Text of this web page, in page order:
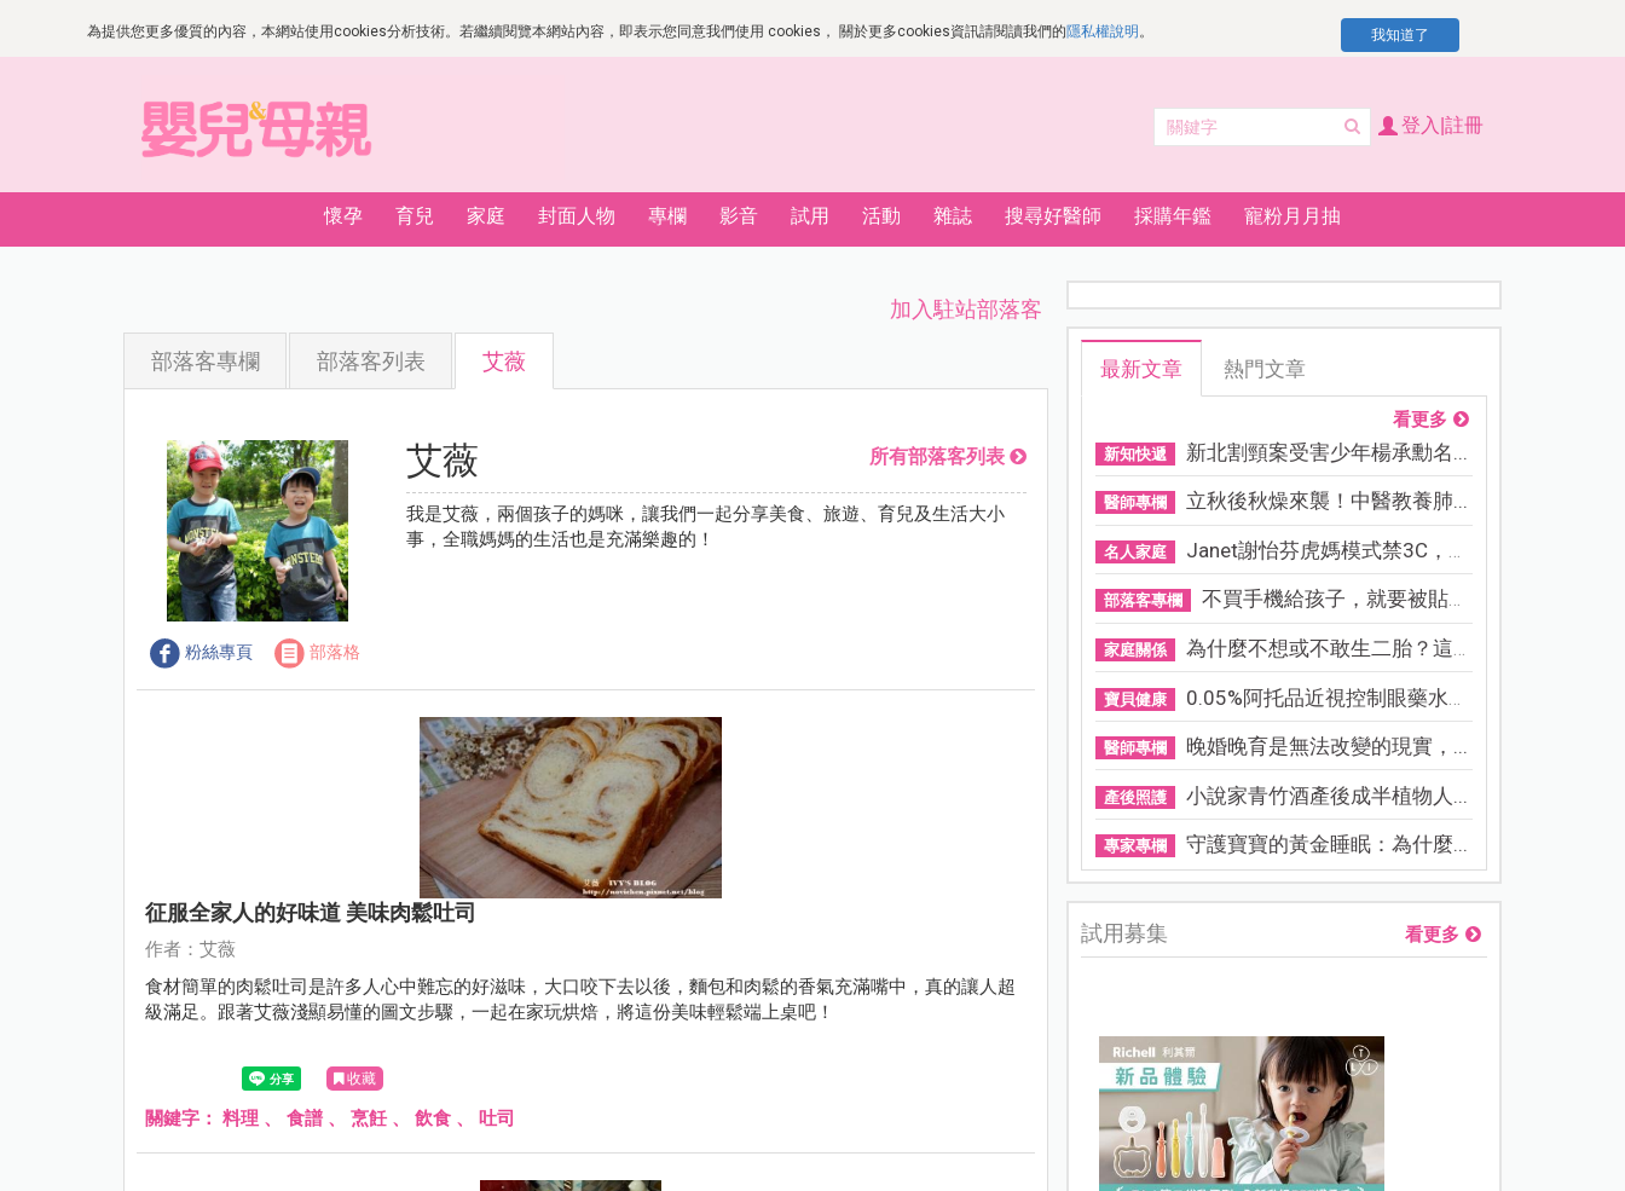
為提供您更多優質的內容，本網站使用cookies分析技術。若繼續閱覽本網站內容，即表示您同意我們使用 cookies， 關於更多cookies資訊請閱讀我們的隱私權說明 。 我知道了
登入|註冊
懷孕 育兒 家庭 封面人物 專欄 影音 試用 活動 雜誌 搜尋好醫師 採購年鑑 寵粉月月抽
加入駐站部落客
部落客專欄 部落客列表 艾薇
粉絲專頁 部落格
艾薇 所有部落客列表
我是艾薇，兩個孩子的媽咪，讓我們一起分享美食、旅遊、育兒及生活大小
事，全職媽媽的生活也是充滿樂趣的！
征服全家人的好味道 美味肉鬆吐司
作者：艾薇
食材簡單的肉鬆吐司是許多人心中難忘的好滋味，大口咬下去以後，麵包和肉鬆的香氣充滿嘴中，真的讓人超
級滿足。跟著艾薇淺顯易懂的圖文步驟，一起在家玩烘焙，將這份美味輕鬆端上桌吧！
收藏
關鍵字： 料理 、 食譜 、 烹飪、 飲食 、 吐司
最新文章 熱門文章
看更多
新知快遞 新北割頸案受害少年楊承勳名...
醫師專欄 立秋後秋燥來襲！中醫教養肺...
名人家庭 Janet謝怡芬虎媽模式禁3C，看...
部落客專欄 不買手機給孩子，就要被貼「...
家庭關係 為什麼不想或不敢生二胎？這8...
寶貝健康 0.05%阿托品近視控制眼藥水納...
醫師專欄 晚婚晚育是無法改變的現實，...
產後照護 小說家青竹酒產後成半植物人...
專家專欄 守護寶寶的黃金睡眠：為什麼...
試用募集 看更多